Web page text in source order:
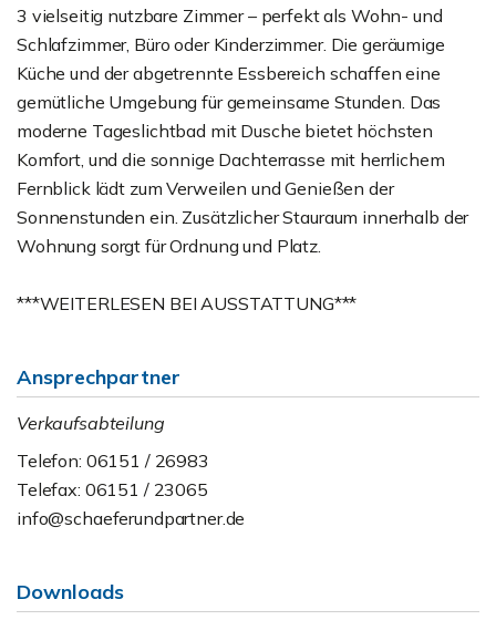
3 vielseitig nutzbare Zimmer – perfekt als Wohn- und
Schlafzimmer, Büro oder Kinderzimmer. Die geräumige
Küche und der abgetrennte Essbereich schaffen eine
gemütliche Umgebung für gemeinsame Stunden. Das
moderne Tageslichtbad mit Dusche bietet höchsten
Komfort, und die sonnige Dachterrasse mit herrlichem
Fernblick lädt zum Verweilen und Genießen der
Sonnenstunden ein. Zusätzlicher Stauraum innerhalb der
Wohnung sorgt für Ordnung und Platz.
***WEITERLESEN BEI AUSSTATTUNG***
Ansprechpartner
Verkaufsabteilung
Telefon: 06151 / 26983
Telefax: 06151 / 23065
info@schaeferundpartner.de
Downloads